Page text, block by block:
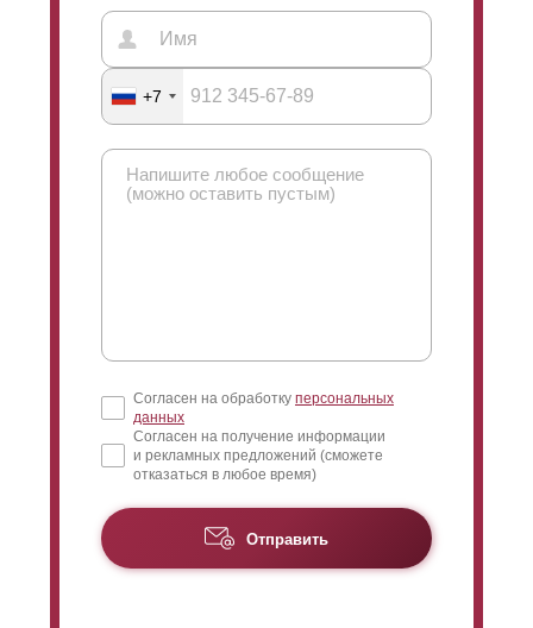
краска износостойкая и защищает ограждение от
коррозии. Главное преимущество - этот тип покраски
не ограничивает наши технологические решения, все
наши дизайнерские проработки будут на самом
высоком уровне.
+7
Согласен на обработку персональных
данных
Согласен на получение информации
и рекламных предложений (сможете
отказаться в любое время)
Отправить